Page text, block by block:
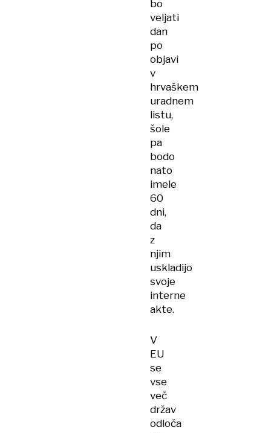
bo
veljati
dan
po
objavi
v
hrvaškem
uradnem
listu,
šole
pa
bodo
nato
imele
60
dni,
da
z
njim
uskladijo
svoje
interne
akte.
V
EU
se
vse
več
držav
odloča